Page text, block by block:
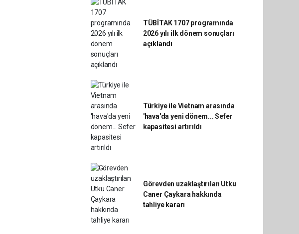
TÜBİTAK 1707 programında
2026 yılı ilk dönem sonuçları
açıklandı
Türkiye ile Vietnam arasında
'hava'da yeni dönem... Sefer
kapasitesi artırıldı
Görevden uzaklaştırılan Utku
Caner Çaykara hakkında
tahliye kararı